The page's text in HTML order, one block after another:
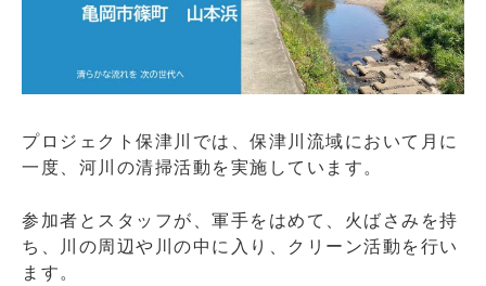
の
プロジェクト保津川では、保津川流域において月に
一度、河川の清掃活動を実施しています。
参加者とスタッフが、軍手をはめて、火ばさみを持
ち、川の周辺や川の中に入り、クリーン活動を行い
ます。